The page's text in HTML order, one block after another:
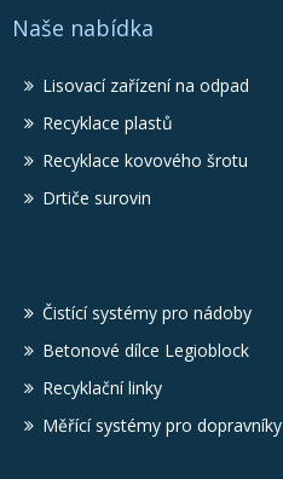
Naše nabídka
Lisovací zařízení na odpad
Recyklace plastů
Recyklace kovového šrotu
Drtiče surovin
Čistící systémy pro nádoby
Betonové dílce Legioblock
Recyklační linky
Měřící systémy pro dopravníky